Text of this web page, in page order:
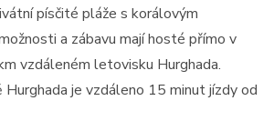
písčité pláže s korálovým
a zábavu mají hosté přímo v
vzdáleném letovisku Hurghada.
je vzdáleno 15 minut jízdy od